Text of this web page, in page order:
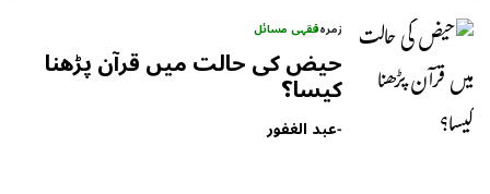
زمرہفقہی مسائل
حیض کی حالت میں قرآن پڑھنا
کیسا؟
-عبد الغفور